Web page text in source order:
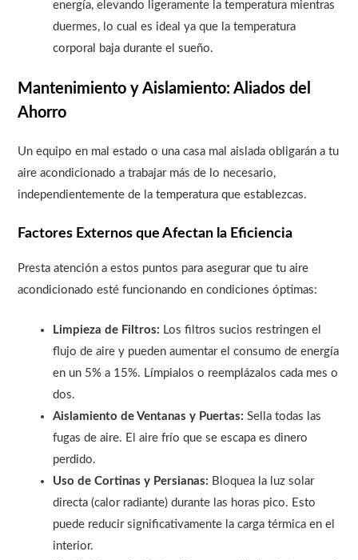
energía, elevando ligeramente la temperatura mientras
duermes, lo cual es ideal ya que la temperatura
corporal baja durante el sueño.
Mantenimiento y Aislamiento: Aliados del
Ahorro
Un equipo en mal estado o una casa mal aislada obligarán a tu
aire acondicionado a trabajar más de lo necesario,
independientemente de la temperatura que establezcas.
Factores Externos que Afectan la Eficiencia
Presta atención a estos puntos para asegurar que tu aire
acondicionado esté funcionando en condiciones óptimas:
Limpieza de Filtros: Los filtros sucios restringen el
flujo de aire y pueden aumentar el consumo de energía
en un 5% a 15%. Límpialos o reemplázalos cada mes o
dos.
Aislamiento de Ventanas y Puertas: Sella todas las
fugas de aire. El aire frío que se escapa es dinero
perdido.
Uso de Cortinas y Persianas: Bloquea la luz solar
directa (calor radiante) durante las horas pico. Esto
puede reducir significativamente la carga térmica en el
interior.